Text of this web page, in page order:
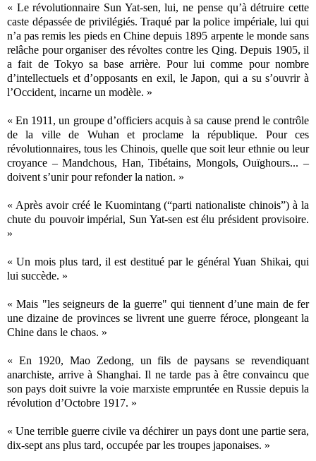
« Le révolutionnaire Sun Yat-sen, lui, ne pense qu’à détruire cette
caste dépassée de privilégiés. Traqué par la police impériale, lui qui
n’a pas remis les pieds en Chine depuis 1895 arpente le monde sans
relâche pour organiser des révoltes contre les Qing. Depuis 1905, il
a fait de Tokyo sa base arrière. Pour lui comme pour nombre
d’intellectuels et d’opposants en exil, le Japon, qui a su s’ouvrir à
l’Occident, incarne un modèle. »
« En 1911, un groupe d’officiers acquis à sa cause prend le contrôle
de la ville de Wuhan et proclame la république. Pour ces
révolutionnaires, tous les Chinois, quelle que soit leur ethnie ou leur
croyance – Mandchous, Han, Tibétains, Mongols, Ouïghours... –
doivent s’unir pour refonder la nation. »
« Après avoir créé le Kuomintang (“parti nationaliste chinois”) à la
chute du pouvoir impérial, Sun Yat-sen est élu président provisoire.
»
« Un mois plus tard, il est destitué par le général Yuan Shikai, qui
lui succède. »
« Mais "les seigneurs de la guerre" qui tiennent d’une main de fer
une dizaine de provinces se livrent une guerre féroce, plongeant la
Chine dans le chaos. »
« En 1920, Mao Zedong, un fils de paysans se revendiquant
anarchiste, arrive à Shanghai. Il ne tarde pas à être convaincu que
son pays doit suivre la voie marxiste empruntée en Russie depuis la
révolution d’Octobre 1917. »
« Une terrible guerre civile va déchirer un pays dont une partie sera,
dix-sept ans plus tard, occupée par les troupes japonaises. »